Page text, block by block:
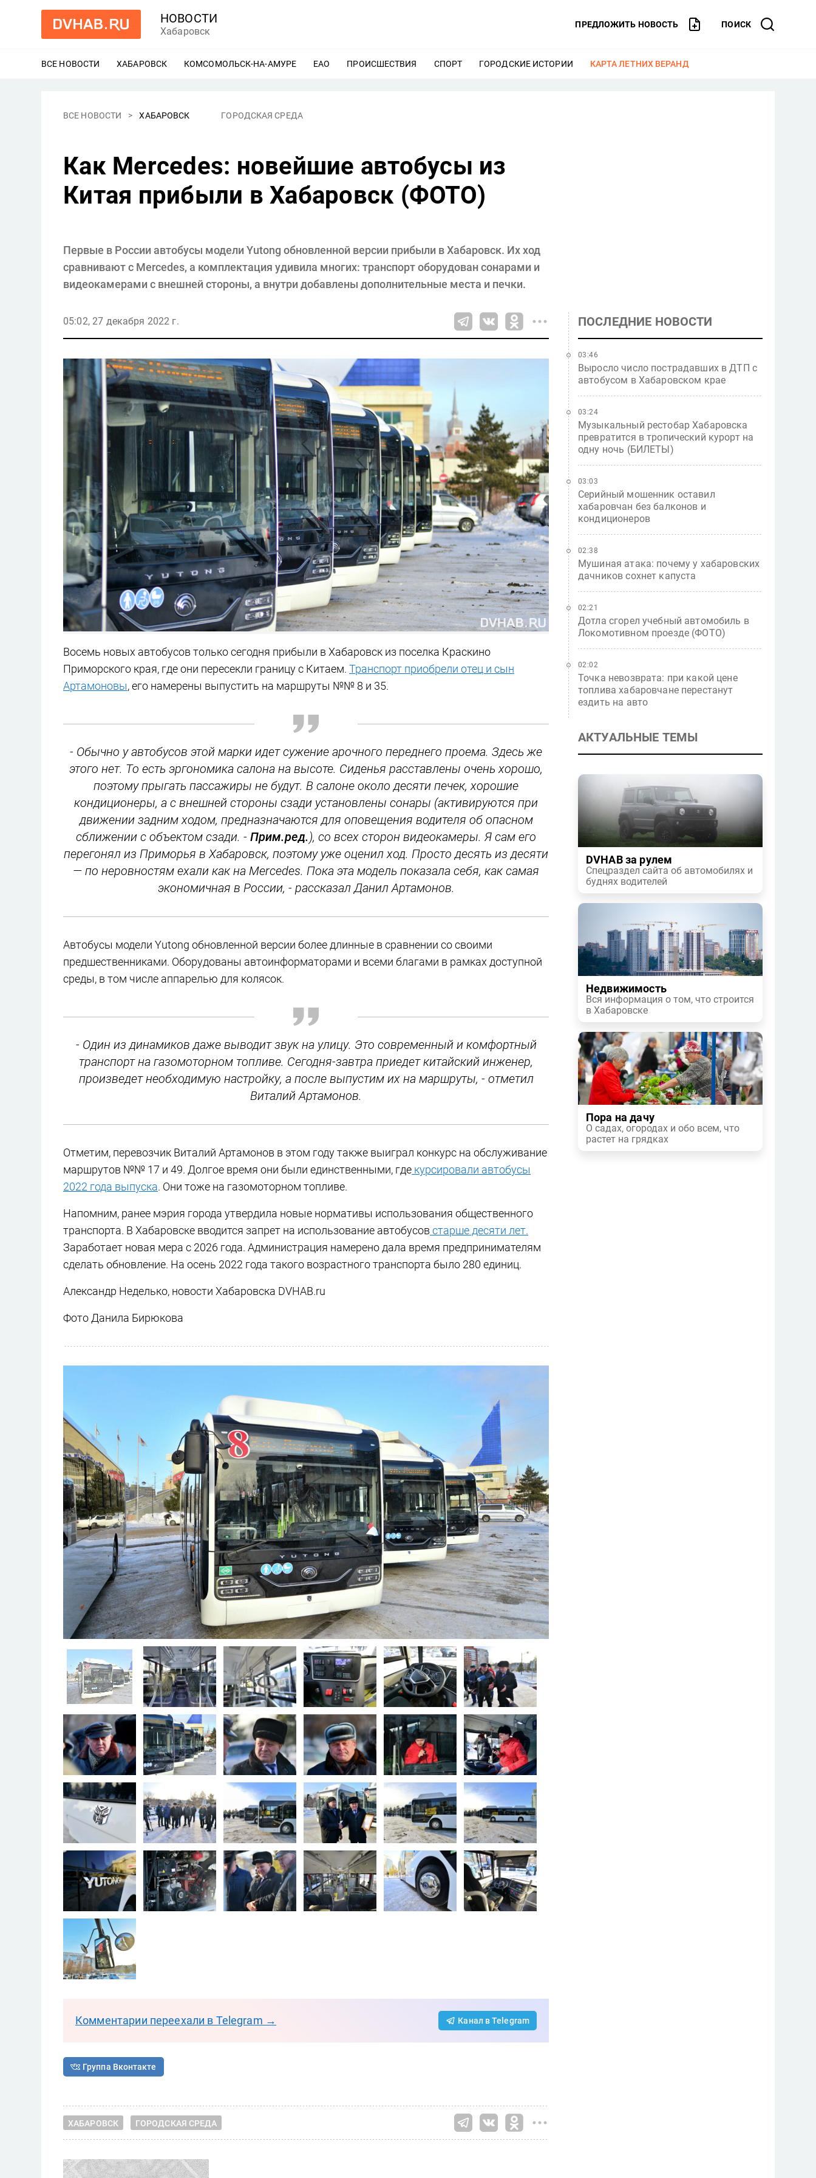
НОВОСТИ
Хабаровск
ПРЕДЛОЖИТЬ НОВОСТЬ ПОИСК
ВСЕ НОВОСТИ ХАБАРОВСК ЕЩЕ
КОМСОМОЛЬСК-НА-АМУРЕ ЕЩЕ
ЕАО ЕЩЕ
ПРОИСШЕСТВИЯ ЕЩЕ
СПОРТ ЕЩЕ
ГОРОДСКИЕ ИСТОРИИ ЕЩЕ
КАРТА ЛЕТНИХ ВЕРАНД
ВСЕ НОВОСТИ ХАБАРОВСК ГОРОДСКАЯ СРЕДА
Как Mercedes: новейшие автобусы из
Китая прибыли в Хабаровск (ФОТО)
Первые в России автобусы модели Yutong обновленной версии прибыли в Хабаровск. Их ход
сравнивают с Mercedes, а комплектация удивила многих: транспорт оборудован сонарами и
видеокамерами с внешней стороны, а внутри добавлены дополнительные места и печки.
05:02, 27 декабря 2022 г.
Восемь новых автобусов только сегодня прибыли в Хабаровск из поселка Краскино
Приморского края, где они пересекли границу с Китаем. Транспорт приобрели отец и сын
Артамоновы, его намерены выпустить на маршруты №№ 8 и 35.
- Обычно у автобусов этой марки идет сужение арочного переднего проема. Здесь же
этого нет. То есть эргономика салона на высоте. Сиденья расставлены очень хорошо,
поэтому прыгать пассажиры не будут. В салоне около десяти печек, хорошие
кондиционеры, а с внешней стороны сзади установлены сонары (активируются при
движении задним ходом, предназначаются для оповещения водителя об опасном
сближении с объектом сзади. - Прим.ред.), со всех сторон видеокамеры. Я сам его
перегонял из Приморья в Хабаровск, поэтому уже оценил ход. Просто десять из десяти
— по неровностям ехали как на Mercedes. Пока эта модель показала себя, как самая
экономичная в России, - рассказал Данил Артамонов.
Автобусы модели Yutong обновленной версии более длинные в сравнении со своими
предшественниками. Оборудованы автоинформаторами и всеми благами в рамках доступной
среды, в том числе аппарелью для колясок.
- Один из динамиков даже выводит звук на улицу. Это современный и комфортный
транспорт на газомоторном топливе. Сегодня-завтра приедет китайский инженер,
произведет необходимую настройку, а после выпустим их на маршруты, - отметил
Виталий Артамонов.
Отметим, перевозчик Виталий Артамонов в этом году также выиграл конкурс на обслуживание
маршрутов №№ 17 и 49. Долгое время они были единственными, где курсировали автобусы
2022 года выпуска. Они тоже на газомоторном топливе.
Напомним, ранее мэрия города утвердила новые нормативы использования общественного
транспорта. В Хабаровске вводится запрет на использование автобусов старше десяти лет.
Заработает новая мера с 2026 года. Администрация намерено дала время предпринимателям
сделать обновление. На осень 2022 года такого возрастного транспорта было 280 единиц.
Александр Неделько, новости Хабаровска DVHAB.ru
Фото Данила Бирюкова
Комментарии переехали в Telegram → Канал в Telegram
Группа Вконтакте
ХАБАРОВСК ГОРОДСКАЯ СРЕДА
ПОСЛЕДНИЕ НОВОСТИ
Выросло число пострадавших в ДТП с
автобусом в Хабаровском крае
03:46
Музыкальный рестобар Хабаровска
превратится в тропический курорт на
одну ночь (БИЛЕТЫ)
03:24
Серийный мошенник оставил
хабаровчан без балконов и
кондиционеров
03:03
Мушиная атака: почему у хабаровских
дачников сохнет капуста
02:38
Дотла сгорел учебный автомобиль в
Локомотивном проезде (ФОТО)
02:21
Точка невозврата: при какой цене
топлива хабаровчане перестанут
ездить на авто
02:02
АКТУАЛЬНЫЕ ТЕМЫ
DVHAB за рулем
Спецраздел сайта об автомобилях и
буднях водителей
Недвижимость
Вся информация о том, что строится
в Хабаровске
Пора на дачу
О садах, огородах и обо всем, что
растет на грядках